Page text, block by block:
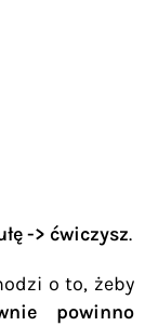
-> ćwiczysz.
o to, żeby
powinno